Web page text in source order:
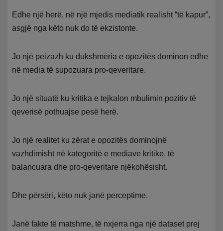
Edhe një herë, në një mjedis mediatik realisht “të kapur”,
asgjë nga këto nuk do të ekzistonte.
Jo një peizazh ku dukshmëria e opozitës dominon edhe
në media të supozuara pro-qeveritare.
Jo një situatë ku kritika e tejkalon mbulimin pozitiv të
qeverisë pothuajse pesë herë.
Jo një realitet ku zërat e opozitës dominojnë
vazhdimisht në kategoritë e mediave kritike, të
balancuara dhe pro-qeveritare njëkohësisht.
Dhe përsëri, këto nuk janë perceptime.
Janë fakte të matshme, të nxjerra nga një dataset prej